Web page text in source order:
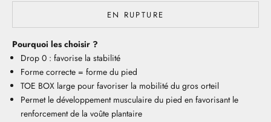
EN RUPTURE
Pourquoi les choisir ?
Drop 0 : favorise la stabilité
Forme correcte = forme du pied
TOE BOX large pour favoriser la mobilité du gros orteil
Permet le développement musculaire du pied en favorisant le
renforcement de la voûte plantaire